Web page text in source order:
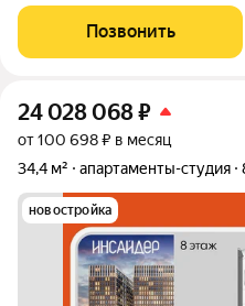
апартаментыстудию
жилом комплексе Резиденции
Позвонить
24 028 068₽
от 100 698 ₽ в месяц
34,4 м²
апартаменты-студия
новостройка